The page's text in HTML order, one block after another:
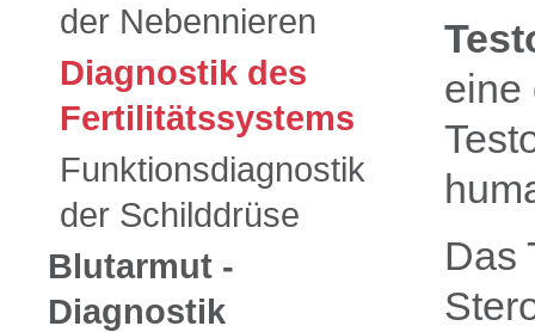
der Nebennieren
Diagnostik des
Fertilitätssystems
Funktionsdiagnostik
der Schilddrüse
Blutarmut -
Diagnostik
eine
Das